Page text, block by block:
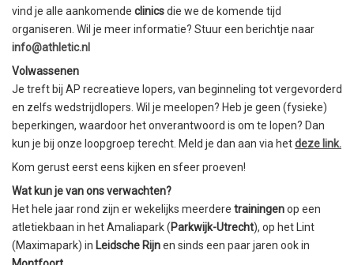
vind je alle aankomende clinicsdie we de komende tijd
organiseren. Wil je meer informatie? Stuur een berichtje naar
info@athletic.nl
Volwassenen
Je treft bij AP recreatieve lopers, van beginneling tot vergevorderd
en zelfs wedstrijdlopers. Wil je meelopen? Heb je geen (fysieke)
beperkingen, waardoor het onverantwoord is om te lopen? Dan
kun je bij onze loopgroep terecht. Meld je dan aan via hetdeze link.
Kom gerust eerst eens kijken en sfeer proeven!
Wat kun je van ons verwachten?
Het hele jaar rond zijn er wekelijks meerdere trainingenop een
atletiekbaan in het Amaliapark (Parkwijk-Utrecht), op het Lint
(Maximapark) in Leidsche Rijnen sinds een paar jaren ook in